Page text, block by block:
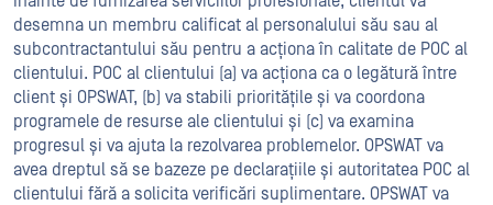
desemna un membru calificat al personalului său sau al
subcontractantului său pentru a acționa în calitate de POC al
clientului. POC al clientului (a) va acționa ca o legătură între
client și OPSWAT, (b) va stabili prioritățile și va coordona
programele de resurse ale clientului și (c) va examina
progresul și va ajuta la rezolvarea problemelor. OPSWAT va
avea dreptul să se bazeze pe declarațiile și autoritatea POC al
clientului fără a solicita verificări suplimentare. OPSWAT va